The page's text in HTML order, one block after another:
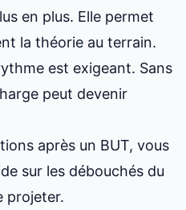
en plus. Elle permet
la théorie au terrain.
est exigeant. Sans
peut devenir
après un BUT, vous
sur les débouchés du
projeter.